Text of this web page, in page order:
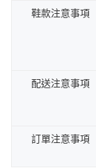
鞋款注意事項
配送注意事項
訂單注意事項